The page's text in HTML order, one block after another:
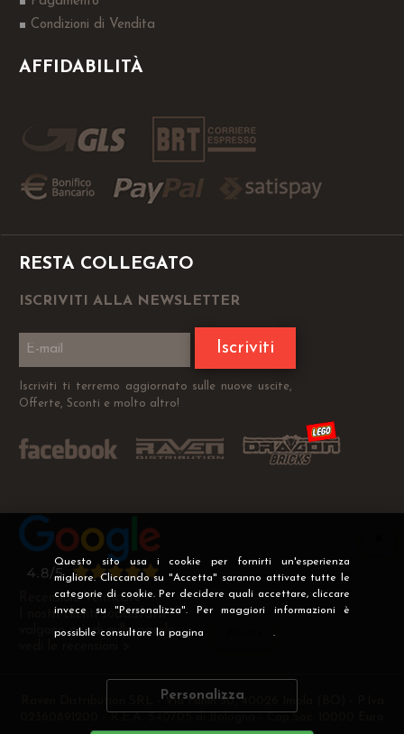
Questo sito usa i cookie per fornirti un'esperienza
migliore. Cliccando su "Accetta" saranno attivate tutte le
categorie di cookie. Per decidere quali accettare, cliccare
invece su "Personalizza". Per maggiori informazioni è
possibile consultare la pagina .
Personalizza
Condizioni di Vendita
AFFIDABILITÀ
RESTA COLLEGATO
ISCRIVITI ALLA NEWSLETTER
Iscriviti
Iscriviti ti terremo aggiornato sulle nuove uscite,
Offerte, Sconti e molto altro!
Recensioni Verificate
I nostri clienti soddisfatti
valgono più di mille parole
Raven Distribution SRL - Via Fanin 30, 40026 Imola (BO) - P.Iva